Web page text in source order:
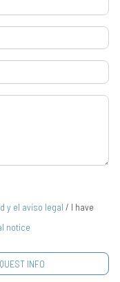
y el aviso legal / I have
notice